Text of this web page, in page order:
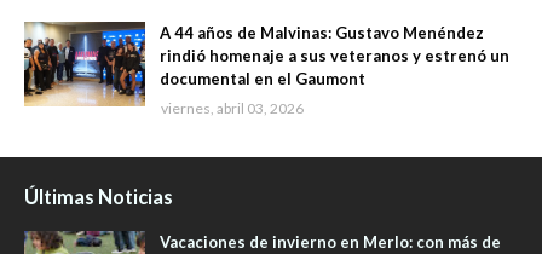
A 44 años de Malvinas: Gustavo Menéndez
rindió homenaje a sus veteranos y estrenó un
documental en el Gaumont
viernes, abril 03, 2026
Últimas Noticias
Vacaciones de invierno en Merlo: con más de